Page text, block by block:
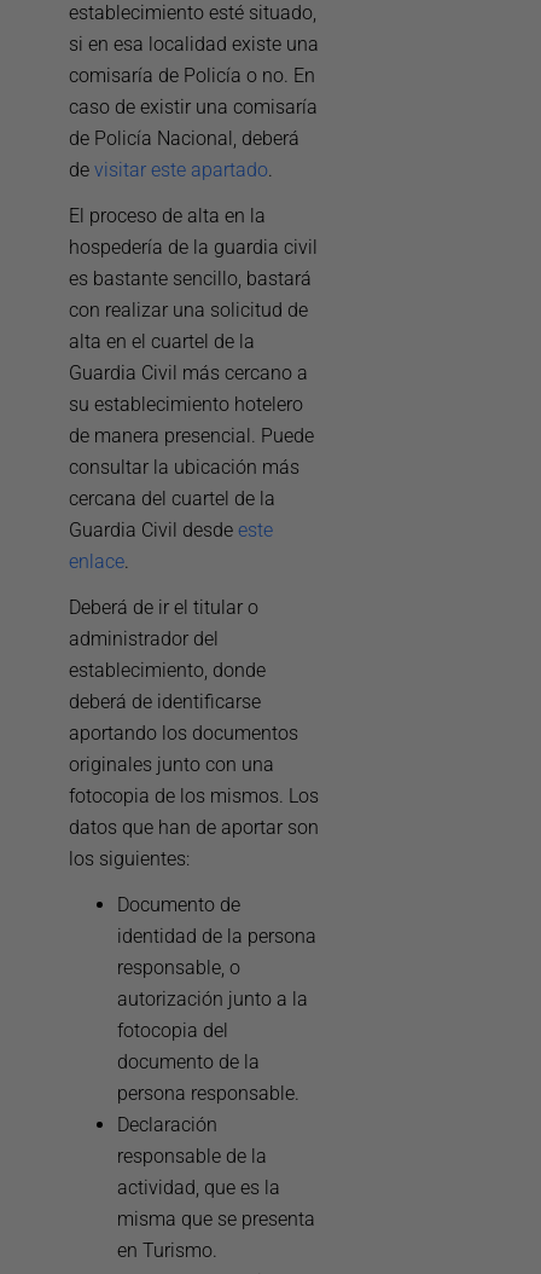
establecimiento esté situado,
si en esa localidad existe una
comisaría de Policía o no. En
caso de existir una comisaría
de Policía Nacional, deberá
devisitar este apartado.
El proceso de alta en la
hospedería de la guardia civil
es bastante sencillo, bastará
con realizar una solicitud de
alta en el cuartel de la
Guardia Civil más cercano a
su establecimiento hotelero
de manera presencial. Puede
consultar la ubicación más
cercana del cuartel de la
Guardia Civil desdeeste
enlace.
Deberá de ir el titular o
administrador del
establecimiento, donde
deberá de identificarse
aportando los documentos
originales junto con una
fotocopia de los mismos. Los
datos que han de aportar son
los siguientes:
Documento de
identidad de la persona
responsable, o
autorización junto a la
fotocopia del
documento de la
persona responsable.
Declaración
responsable de la
actividad, que es la
misma que se presenta
en Turismo.